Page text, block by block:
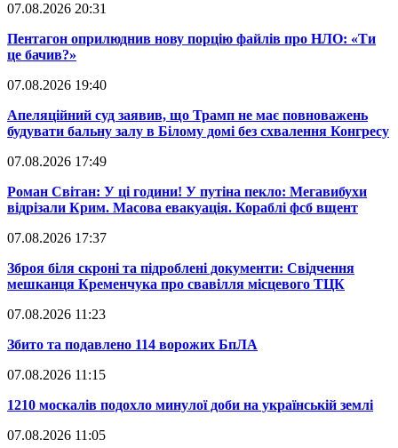
07.08.2026 20:31
​Пентагон оприлюднив нову порцію файлів про НЛО: «Ти
це бачив?»
07.08.2026 19:40
​Апеляційний суд заявив, що Трамп не має повноважень
будувати бальну залу в Білому домі без схвалення Конгресу
07.08.2026 17:49
​Роман Світан: У ці години! У путіна пекло: Мегавибухи
відрізали Крим. Масова евакуація. Кораблі фсб вщент
07.08.2026 17:37
​Зброя біля скроні та підроблені документи: Свідчення
мешканця Кременчука про свавілля місцевого ТЦК
07.08.2026 11:23
​Збито та подавлено 114 ворожих БпЛА
07.08.2026 11:15
​1210 москалів подохло минулої доби на українській землі
07.08.2026 11:05